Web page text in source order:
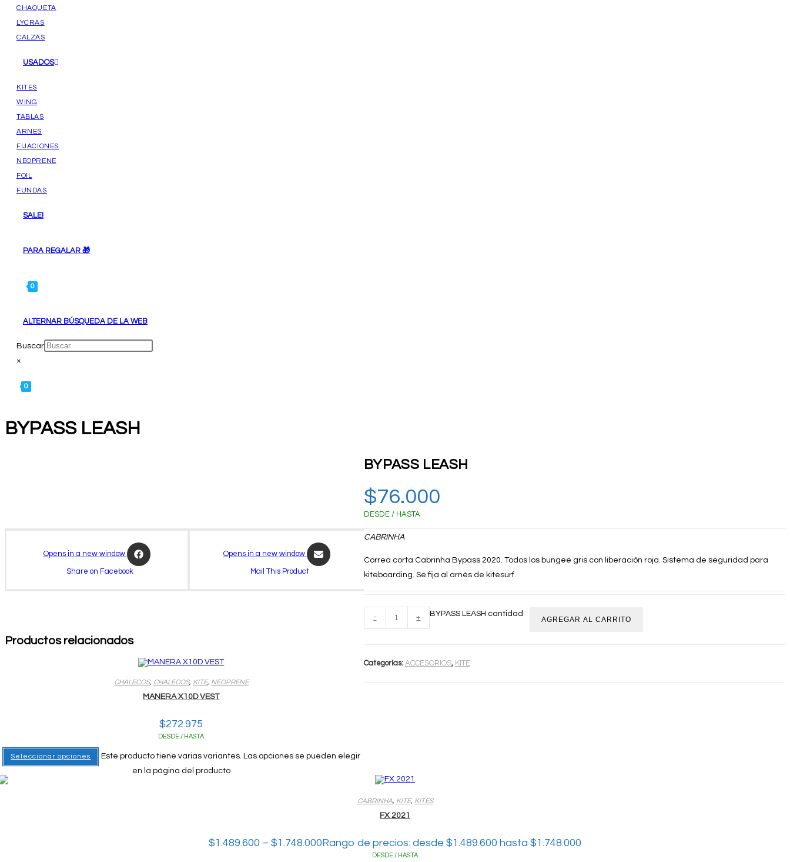
CHAQUETA
LYCRAS
CALZAS
USADOS
KITES
WING
TABLAS
ARNES
FIJACIONES
NEOPRENE
FOIL
FUNDAS
SALE!
PARA REGALAR 🎁
0
ALTERNAR BÚSQUEDA DE LA WEB
Buscar
×
0
BYPASS LEASH
BYPASS LEASH
$76.000
DESDE / HASTA
CABRINHA
Correa corta Cabrinha Bypass 2020. Todos los bungee gris con liberación roja. Sistema de seguridad para
kiteboarding. Se fija al arnés de kitesurf.
BYPASS LEASH cantidad
- + AGREGAR AL CARRITO
Categorías: ACCESORIOS, KITE
Opens in a new window
Share on Facebook
Opens in a new window
Mail This Product
Productos relacionados
CHALECOS, CHALECOS, KITE, NEOPRENE
MANERA X10D VEST
$272.975
DESDE / HASTA
Seleccionar opciones
Este producto tiene varias variantes. Las opciones se pueden elegir
en la página del producto
CABRINHA, KITE, KITES
FX 2021
$1.489.600 – $1.748.000Rango de precios: desde $1.489.600 hasta $1.748.000
DESDE / HASTA